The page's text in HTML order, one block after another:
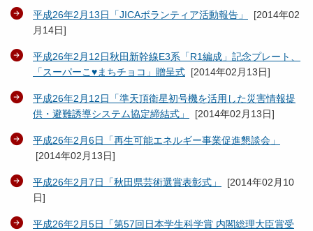
平成26年2月13日「JICAボランティア活動報告」 [2014年02
月14日]
平成26年2月12日秋田新幹線E3系「R1編成」記念プレート、
「スーパーこ♥まちチョコ」贈呈式 [2014年02月13日]
平成26年2月12日「準天頂衛星初号機を活用した災害情報提
供・避難誘導システム協定締結式」
[2014年02月13日]
平成26年2月6日「再生可能エネルギー事業促進懇談会」
[2014年02月13日]
平成26年2月7日「秋田県芸術選賞表彰式」 [2014年02月10
日]
平成26年2月5日「第57回日本学生科学賞 内閣総理大臣賞受